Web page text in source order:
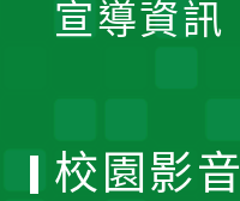
宣導資訊
校園影音